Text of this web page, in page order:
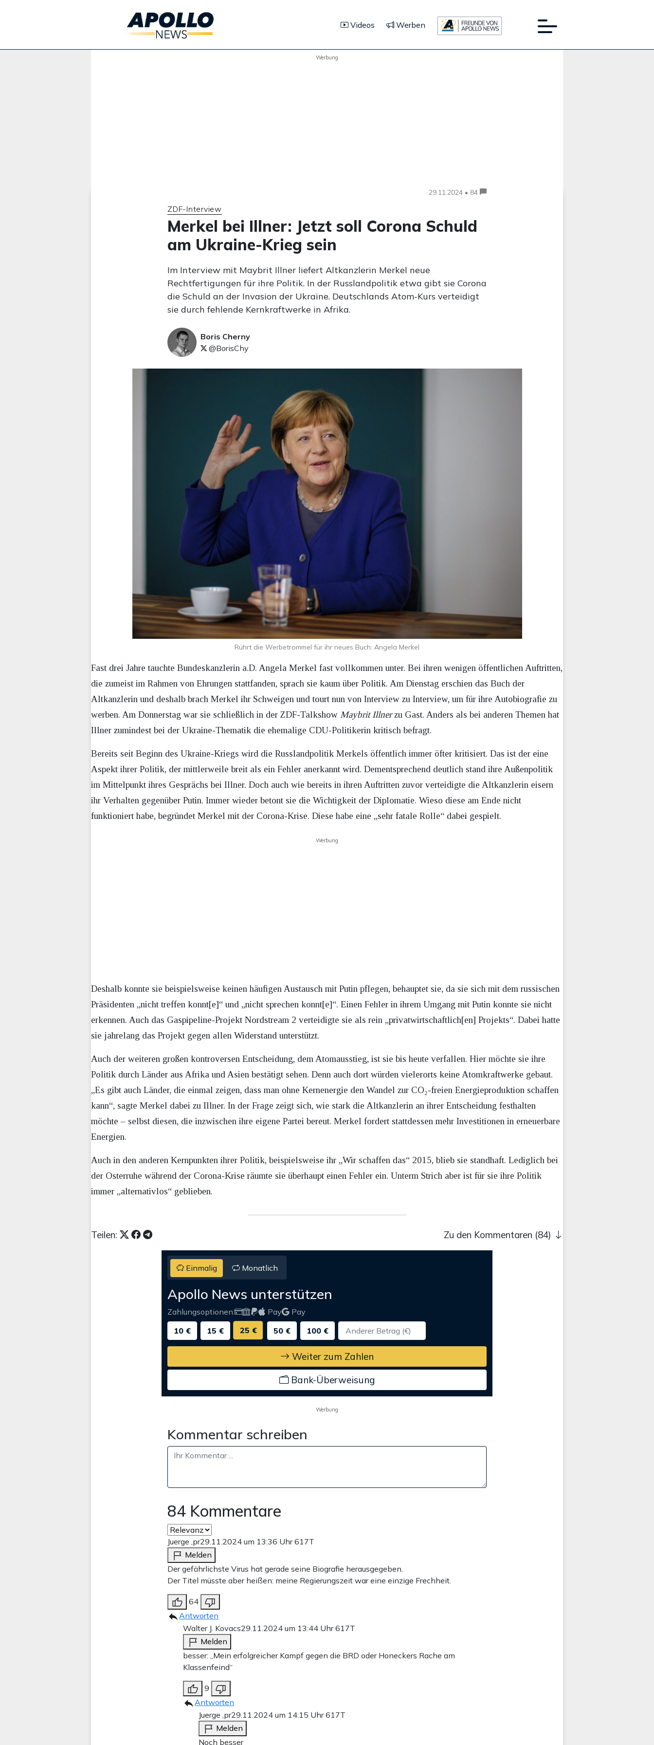
Videos Werben
Werbung
29.11.2024 • 84
ZDF-Interview
Merkel bei Illner: Jetzt soll Corona Schuld
am Ukraine-Krieg sein
Im Interview mit Maybrit Illner liefert Altkanzlerin Merkel neue
Rechtfertigungen für ihre Politik. In der Russlandpolitik etwa gibt sie Corona
die Schuld an der Invasion der Ukraine. Deutschlands Atom-Kurs verteidigt
sie durch fehlende Kernkraftwerke in Afrika.
Boris Cherny
@BorisChy
Rührt die Werbetrommel für ihr neues Buch: Angela Merkel
Fast drei Jahre tauchte Bundeskanzlerin a.D. Angela Merkel fast vollkommen unter. Bei ihren wenigen öffentlichen Auftritten,
die zumeist im Rahmen von Ehrungen stattfanden, sprach sie kaum über Politik. Am Dienstag erschien das Buch der
Altkanzlerin und deshalb brach Merkel ihr Schweigen und tourt nun von Interview zu Interview, um für ihre Autobiografie zu
werben. Am Donnerstag war sie schließlich in der ZDF-Talkshow Maybrit Illnerzu Gast. Anders als bei anderen Themen hat
Illner zumindest bei der Ukraine-Thematik die ehemalige CDU-Politikerin kritisch befragt.
Bereits seit Beginn des Ukraine-Kriegs wird die Russlandpolitik Merkels öffentlich immer öfter kritisiert. Das ist der eine
Aspekt ihrer Politik, der mittlerweile breit als ein Fehler anerkannt wird. Dementsprechend deutlich stand ihre Außenpolitik
im Mittelpunkt ihres Gesprächs bei Illner. Doch auch wie bereits in ihren Auftritten zuvor verteidigte die Altkanzlerin eisern
ihr Verhalten gegenüber Putin. Immer wieder betont sie die Wichtigkeit der Diplomatie. Wieso diese am Ende nicht
funktioniert habe, begründet Merkel mit der Corona-Krise. Diese habe eine „sehr fatale Rolle“ dabei gespielt.
Werbung
Deshalb konnte sie beispielsweise keinen häufigen Austausch mit Putin pflegen, behauptet sie, da sie sich mit dem russischen
Präsidenten „nicht treffen konnt[e]“ und „nicht sprechen konnt[e]“. Einen Fehler in ihrem Umgang mit Putin konnte sie nicht
erkennen. Auch das Gaspipeline-Projekt Nordstream 2 verteidigte sie als rein „privatwirtschaftlich[en] Projekts“. Dabei hatte
sie jahrelang das Projekt gegen allen Widerstand unterstützt.
Auch der weiteren großen kontroversen Entscheidung, dem Atomausstieg, ist sie bis heute verfallen. Hier möchte sie ihre
Politik durch Länder aus Afrika und Asien bestätigt sehen. Denn auch dort würden vielerorts keine Atomkraftwerke gebaut.
„Es gibt auch Länder, die einmal zeigen, dass man ohne Kernenergie den Wandel zur CO₂-freien Energieproduktion schaffen
kann“, sagte Merkel dabei zu Illner. In der Frage zeigt sich, wie stark die Altkanzlerin an ihrer Entscheidung festhalten
möchte – selbst diesen, die inzwischen ihre eigene Partei bereut. Merkel fordert stattdessen mehr Investitionen in erneuerbare
Energien.
Auch in den anderen Kernpunkten ihrer Politik, beispielsweise ihr „Wir schaffen das“ 2015, blieb sie standhaft. Lediglich bei
der Osterruhe während der Corona-Krise räumte sie überhaupt einen Fehler ein. Unterm Strich aber ist für sie ihre Politik
immer „alternativlos“ geblieben.
Teilen: Zu den Kommentaren (84)
Einmalig Monatlich
Apollo News unterstützen
Zahlungsoptionen: Pay
Pay
10 €
15 € 25 € 50 € 100 €
Weiter zum Zahlen
Bank-Überweisung
Werbung
Kommentar schreiben
84 Kommentare
Juerge ,pr29.11.2024 um 13:36 Uhr617T
Melden
Der gefährlichste Virus hat gerade seine Biografie herausgegeben.
Der Titel müsste aber heißen: meine Regierungszeit war eine einzige Frechheit.
64
Antworten
Walter J. Kovacs29.11.2024 um 13:44 Uhr617T
Melden
besser: „Mein erfolgreicher Kampf gegen die BRD oder Honeckers Rache am
Klassenfeind“
9
Antworten
Juerge ,pr29.11.2024 um 14:15 Uhr617T
Melden
Noch besser